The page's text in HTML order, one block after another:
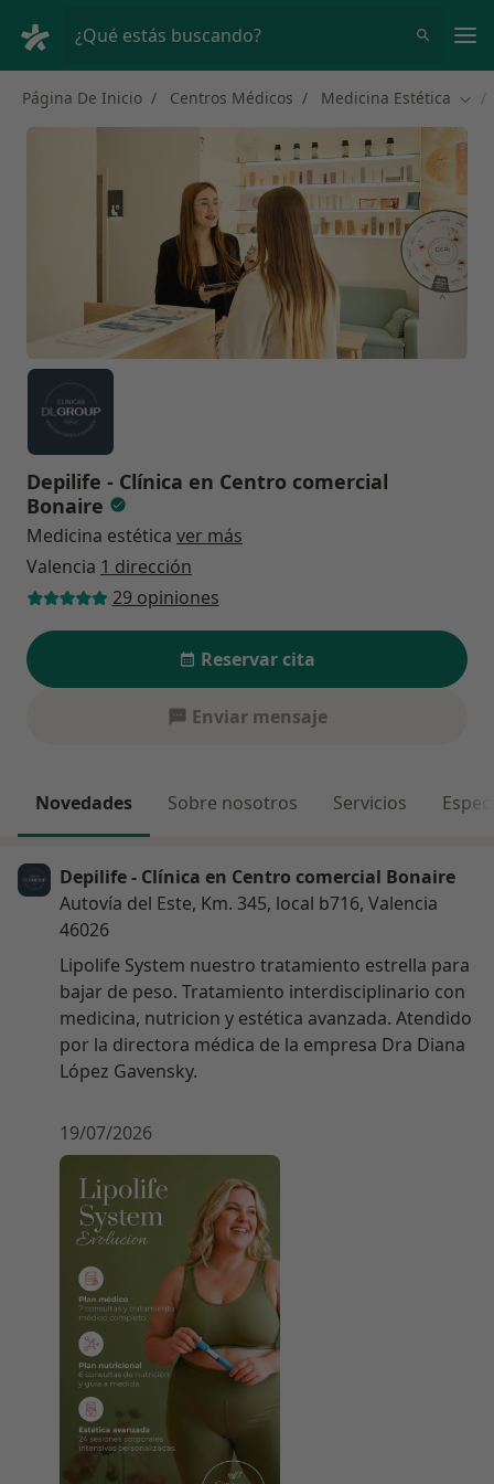
¿Qué estás buscando?
Página De Inicio Centros Médicos Medicina Estética
Depilife - Clínica en Centro comercial
Bonaire
Medicina estética ver más
Valencia 1 dirección
29 opiniones
Reservar cita
Enviar mensaje
Novedades Sobre nosotros Servicios
Depilife - Clínica en Centro comercial Bonaire
Autovía del Este, Km. 345, local b716, Valencia
46026
Lipolife System nuestro tratamiento estrella para
bajar de peso. Tratamiento interdisciplinario con
medicina, nutricion y estética avanzada. Atendido
por la directora médica de la empresa Dra Diana
López Gavensky.
19/07/2026